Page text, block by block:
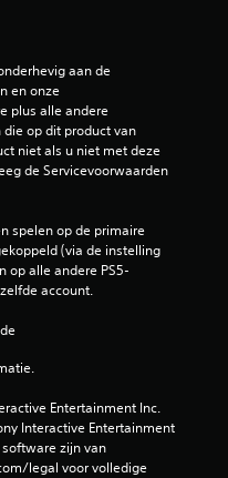
1
7
9
6
o
aan de
en onze
plus alle andere
op dit product van
niet als u niet met deze
de Servicevoorwaarden
spelen op de primaire
(via de instelling
op alle andere PS5-
account.
Entertainment Inc.
Interactive Entertainment
zijn van
legal voor volledige